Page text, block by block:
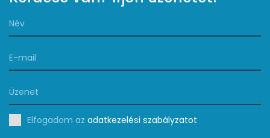
Elfogadom az adatkezelési szabályzatot